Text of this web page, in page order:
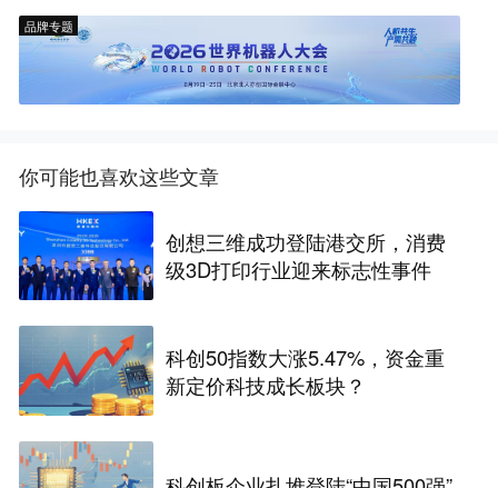
品牌专题
你可能也喜欢这些文章
创想三维成功登陆港交所，消费
级3D打印行业迎来标志性事件
科创50指数大涨5.47%，资金重
新定价科技成长板块？